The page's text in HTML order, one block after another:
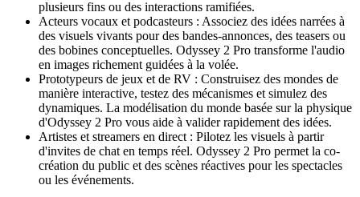
plusieurs fins ou des interactions ramifiées.
Acteurs vocaux et podcasteurs : Associez des idées narrées à
des visuels vivants pour des bandes-annonces, des teasers ou
des bobines conceptuelles. Odyssey 2 Pro transforme l'audio
en images richement guidées à la volée.
Prototypeurs de jeux et de RV : Construisez des mondes de
manière interactive, testez des mécanismes et simulez des
dynamiques. La modélisation du monde basée sur la physique
d'Odyssey 2 Pro vous aide à valider rapidement des idées.
Artistes et streamers en direct : Pilotez les visuels à partir
d'invites de chat en temps réel. Odyssey 2 Pro permet la co-
création du public et des scènes réactives pour les spectacles
ou les événements.